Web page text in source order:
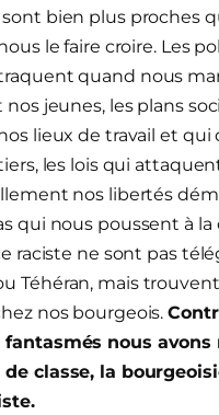
bien plus proches
le faire croire. Les
quand nous
jeunes, les plans
lieux de travail et qui
les lois qui
nos libertés
qui nous poussent à la
raciste ne sont pas
Téhéran, mais
nos bourgeois.
nous avons
classe, la